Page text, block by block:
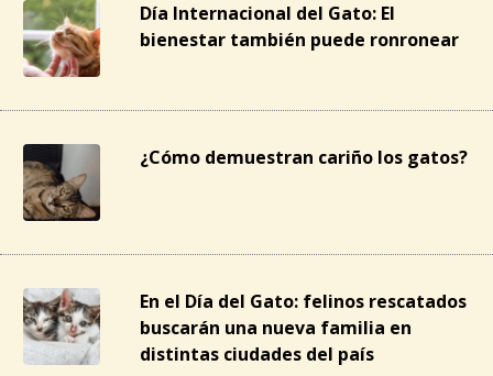
Día Internacional del Gato: El
bienestar también puede ronronear
¿Cómo demuestran cariño los gatos?
En el Día del Gato: felinos rescatados
buscarán una nueva familia en
distintas ciudades del país